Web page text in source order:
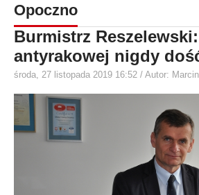
Opoczno
Burmistrz
antyrakowej nigdy
środa, 27 listopada 2019 16:52 / Autor: